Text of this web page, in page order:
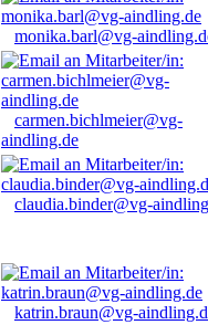
monika.barl@vg-
carmen.bichlmeier@vg-
aindling.de
claudia.binder@vg-
katrin.braun@vg-